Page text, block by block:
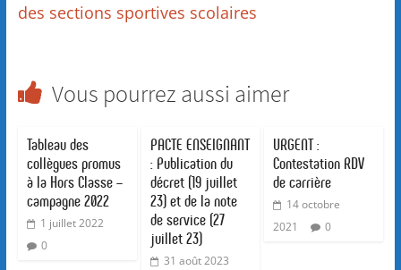
des sections sportives scolaires
Vous pourrez aussi aimer
Tableau des
collègues promus
à la Hors Classe –
campagne 2022
1 juillet 2022
0
PACTE ENSEIGNANT
: Publication du
décret (19 juillet
23) et de la note
de service (27
juillet 23)
31 août 2023
URGENT :
Contestation RDV
de carrière
14 octobre
2021
0